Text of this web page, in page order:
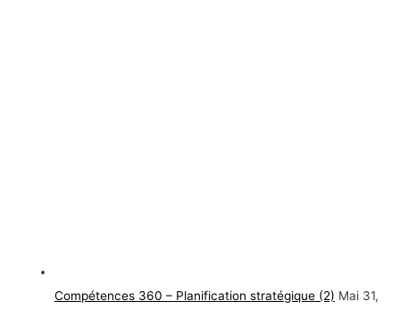
Compétences 360 – Planification stratégique (2) Mai 31,